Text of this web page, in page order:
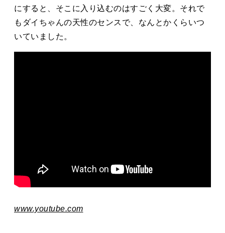
にすると、そこに入り込むのはすごく大変。それで
もダイちゃんの天性のセンスで、なんとかくらいつ
いていました。
www.youtube.com